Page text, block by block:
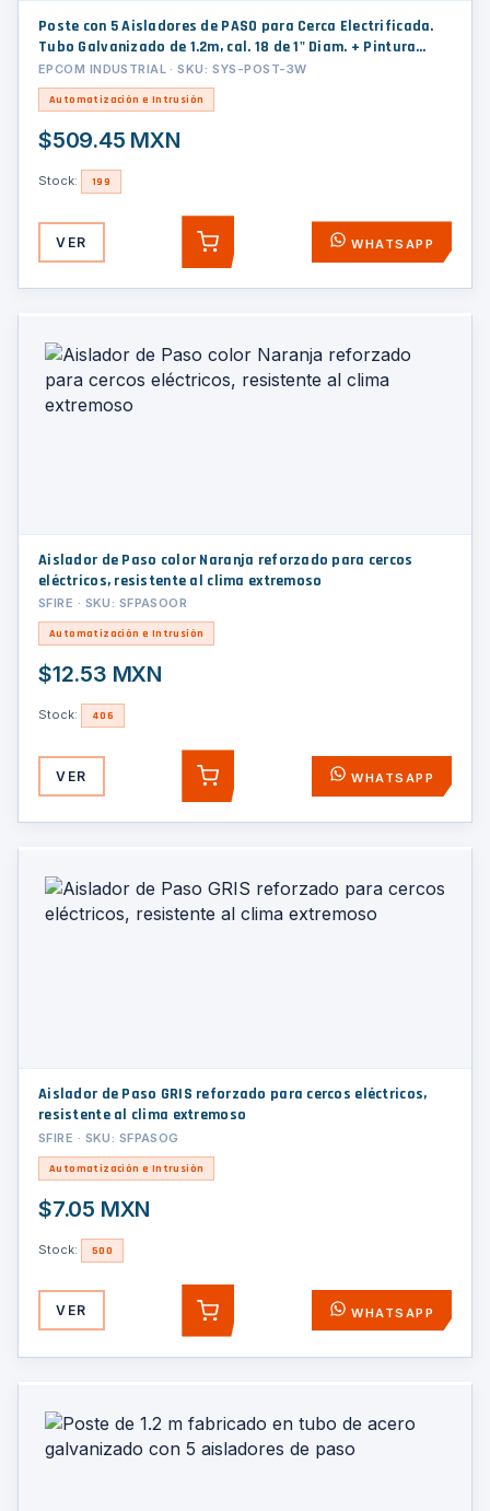
Poste con 5 Aisladores de PASO para Cerca Electrificada.
Tubo Galvanizado de 1.2m, cal. 18 de 1" Diam. + Pintura
Blanca Aplicación en Polvo.
EPCOM INDUSTRIAL · SKU: SYS-POST-3W
Automatización e Intrusión
$509.45 MXN
Stock: 199
VER AGREGAR WHATSAPP
Aislador de Paso color Naranja reforzado para cercos
eléctricos, resistente al clima extremoso
SFIRE · SKU: SFPASOOR
Automatización e Intrusión
$12.53 MXN
Stock: 406
VER AGREGAR WHATSAPP
Aislador de Paso GRIS reforzado para cercos eléctricos,
resistente al clima extremoso
SFIRE · SKU: SFPASOG
Automatización e Intrusión
$7.05 MXN
Stock: 500
VER AGREGAR WHATSAPP